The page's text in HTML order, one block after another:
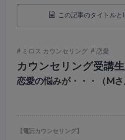
この記事のタイトルと
ミロス カウンセリング 恋愛
カウンセリング受講
恋愛の悩みが・・・（Mさ
【電話カウンセリング】